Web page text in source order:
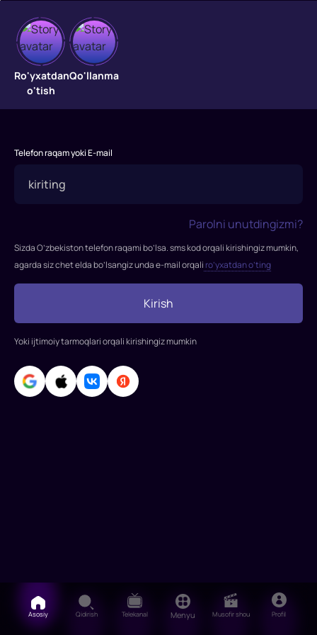
Sehrli
O'zbekiston
Ko'rsatuv
Ro'yxatdan
o'tish
Qo'llanma
Telefon raqam yoki E-mail
Parolni unutdingizmi?
Sizda O’zbekiston telefon raqami bo’lsa. sms kod orqali kirishingiz mumkin,
agarda siz chet elda bo’lsangiz unda e-mail orqali ro’yxatdan o’ting
Kirish
Yoki ijtimoiy tarmoqlari orqali kirishingiz mumkin
Asosiy Qidirish Telekanal Menyu Musofir shou Profil